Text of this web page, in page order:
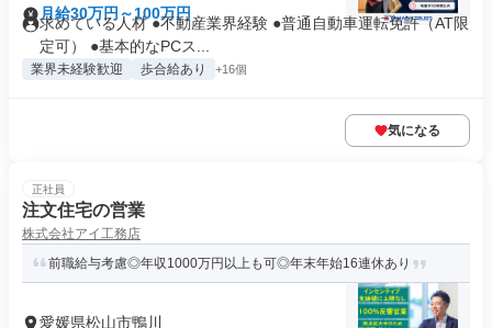
月給30万円～100万円
求めている人材 ●不動産業界経験 ●普通自動車運転免許（AT限
定可） ●基本的なPCス...
業界未経験歓迎 歩合給あり +16個
気になる
正社員
注文住宅の営業
株式会社アイ工務店
前職給与考慮◎年収1000万円以上も可◎年末年始16連休あり
愛媛県松山市鴨川